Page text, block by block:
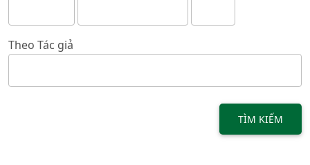
Theo Tác giả
TÌM KIẾM